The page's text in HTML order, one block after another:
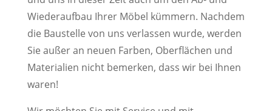
Wiederaufbau Ihrer Möbel kümmern. Nachdem
die Baustelle von uns verlassen wurde, werden
Sie außer an neuen Farben, Oberflächen und
Materialien nicht bemerken, dass wir bei Ihnen
waren!